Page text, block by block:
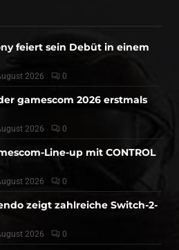
feiert sein Debüt in einem
2026 0
gamescom 2026 erstmals
2026 0
Line-up mit CONTROL
2026 0
zeigt zahlreiche Switch-2-
2026 0